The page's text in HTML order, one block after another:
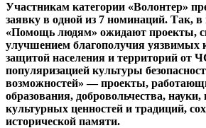
Участникам категории «Волонтер»
заявку в одной из 7 номинаций. Так,
«Помощь людям» ожидают проекты,
улучшением благополучия уязвимых
защитой населения и территорий от
популяризацией культуры
возможностей» — проекты,
образования, добровольчества, науки,
культурных ценностей и традиций,
исторической памяти.